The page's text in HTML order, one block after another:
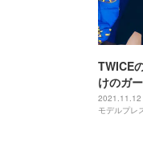
TWICE
けのガ
で話題
まる【
2021.11.12
モデルプレ